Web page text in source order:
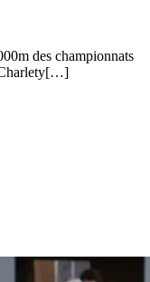
des championnats
Charlety[…]